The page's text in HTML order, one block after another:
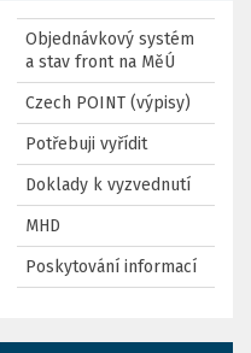
Objednávkový systém
a stav front na MěÚ
Czech POINT (výpisy)
Potřebuji vyřídit
Doklady k vyzvednutí
MHD
Poskytování informací